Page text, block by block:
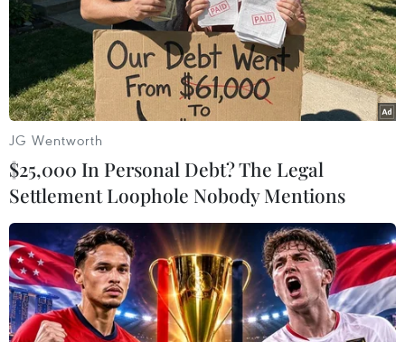
Singapore mở cửa biên giới, phân chia
khách nhập cảnh làm 4 nhóm
15/11/2021 14:32
JG Wentworth
$25,000 In Personal Debt? The Legal
Settlement Loophole Nobody Mentions